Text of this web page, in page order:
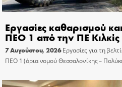
Εργασίες καθαρισμού
ΠΕΟ 1 από την ΠΕ Κιλκίς
7 Αυγούστου, 2026 Εργασίες για τη
ΠΕΟ 1 (όρια νομού Θεσσαλονίκης –